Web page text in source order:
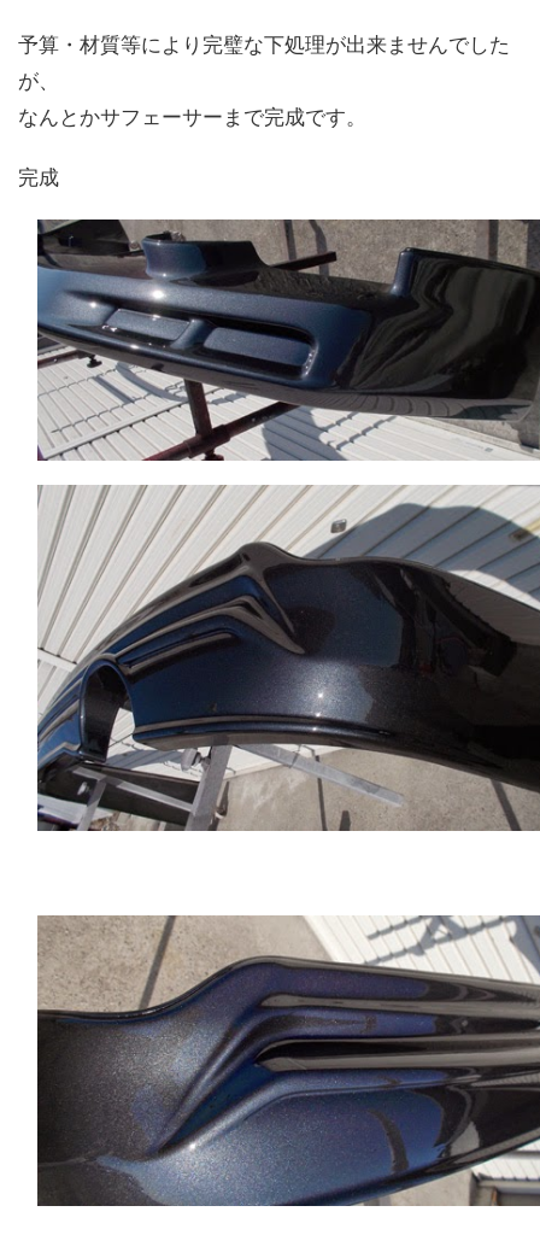
予算・材質等により完璧な下処理が出来ませんでした
が、
なんとかサフェーサーまで完成です。
完成